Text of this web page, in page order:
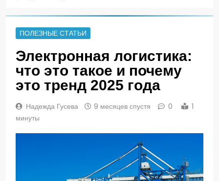
ПОЛЕЗНЫЕ СТАТЬИ
Электронная логистика:
что это такое и почему
это тренд 2025 года
Надежда Гусева 9 месяцев спустя 0
1
минуты